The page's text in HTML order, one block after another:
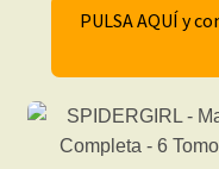
PULSA AQUÍ y